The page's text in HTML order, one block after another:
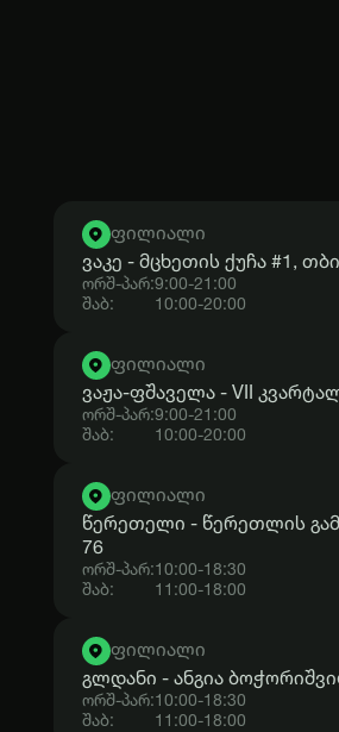
ფილიალი
ვაკე - მცხეთის ქუჩა #1,
ორშ-პარ:
შაბ:
9:00-21:00
10:00-20:00
ფილიალი
ვაჟა-ფშაველა - VII
ორშ-პარ:
შაბ:
9:00-21:00
10:00-20:00
ფილიალი
წერეთელი - წერეთლის
76
ორშ-პარ:
შაბ:
10:00-18:30
11:00-18:00
ფილიალი
გლდანი - ანგია
ორშ-პარ:
შაბ:
10:00-18:30
11:00-18:00